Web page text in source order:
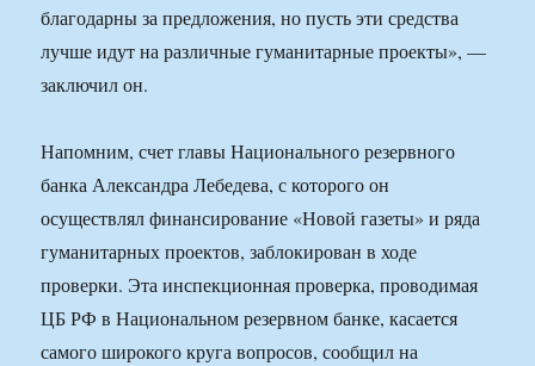
благодарны за предложения, но пусть эти средства
лучше идут на различные гуманитарные проекты», —
заключил он.
Напомним, счет главы Национального резервного
банка Александра Лебедева, с которого он
осуществлял финансирование «Новой газеты» и ряда
гуманитарных проектов, заблокирован в ходе
проверки. Эта инспекционная проверка, проводимая
ЦБ РФ в Национальном резервном банке, касается
самого широкого круга вопросов, сообщил на